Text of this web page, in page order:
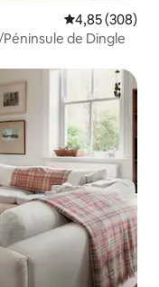
Évaluation
4,85 (308)
de Dingle